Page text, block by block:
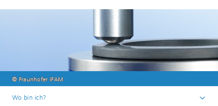
© Fraunhofer IFAM
Wo bin ich?